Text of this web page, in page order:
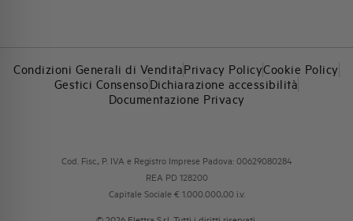
Condizioni Generali di VenditaPrivacy PolicyCookie Policy
Gestici ConsensoDichiarazione accessibilità
Documentazione Privacy
Cod. Fisc., P. IVA e Registro Imprese Padova: 00629080284
REA PD 128200
Capitale Sociale € 1.000.000,00 i.v.